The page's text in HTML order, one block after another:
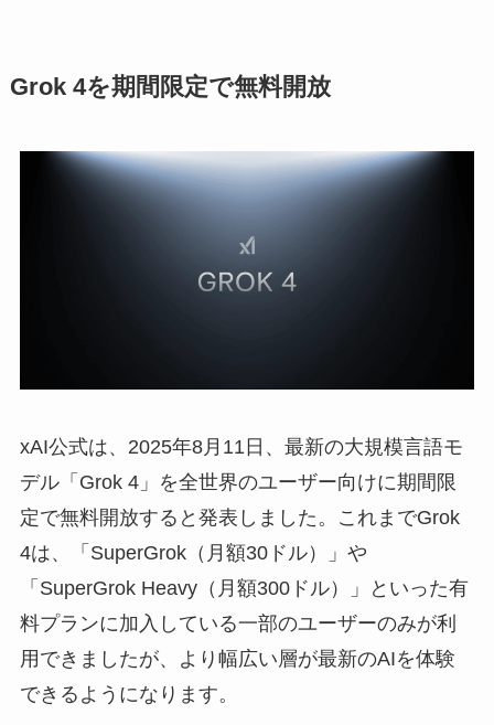
Grok 4を期間限定で無料開放
xAI公式は、2025年8月11日、最新の大規模言語モ
デル「Grok 4」を全世界のユーザー向けに期間限
定で無料開放すると発表しました。これまでGrok
4は、「SuperGrok（月額30ドル）」や
「SuperGrok Heavy（月額300ドル）」といった有
料プランに加入している一部のユーザーのみが利
用できましたが、より幅広い層が最新のAIを体験
できるようになります。